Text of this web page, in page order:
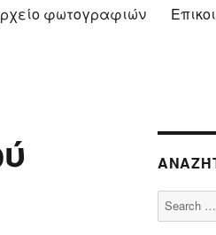
φωτογραφιών
Search
for: